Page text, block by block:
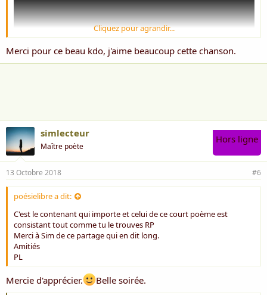
Cliquez pour agrandir...
Merci pour ce beau kdo, j'aime beaucoup cette chanson.
simlecteur
Maître poète
Hors ligne
13 Octobre 2018 #6
poésielibre a dit:
C'est le contenant qui importe et celui de ce court poème est
consistant tout comme tu le trouves RP
Merci à Sim de ce partage qui en dit long.
Amitiés
PL
Mercie d'apprécier. Belle soirée.